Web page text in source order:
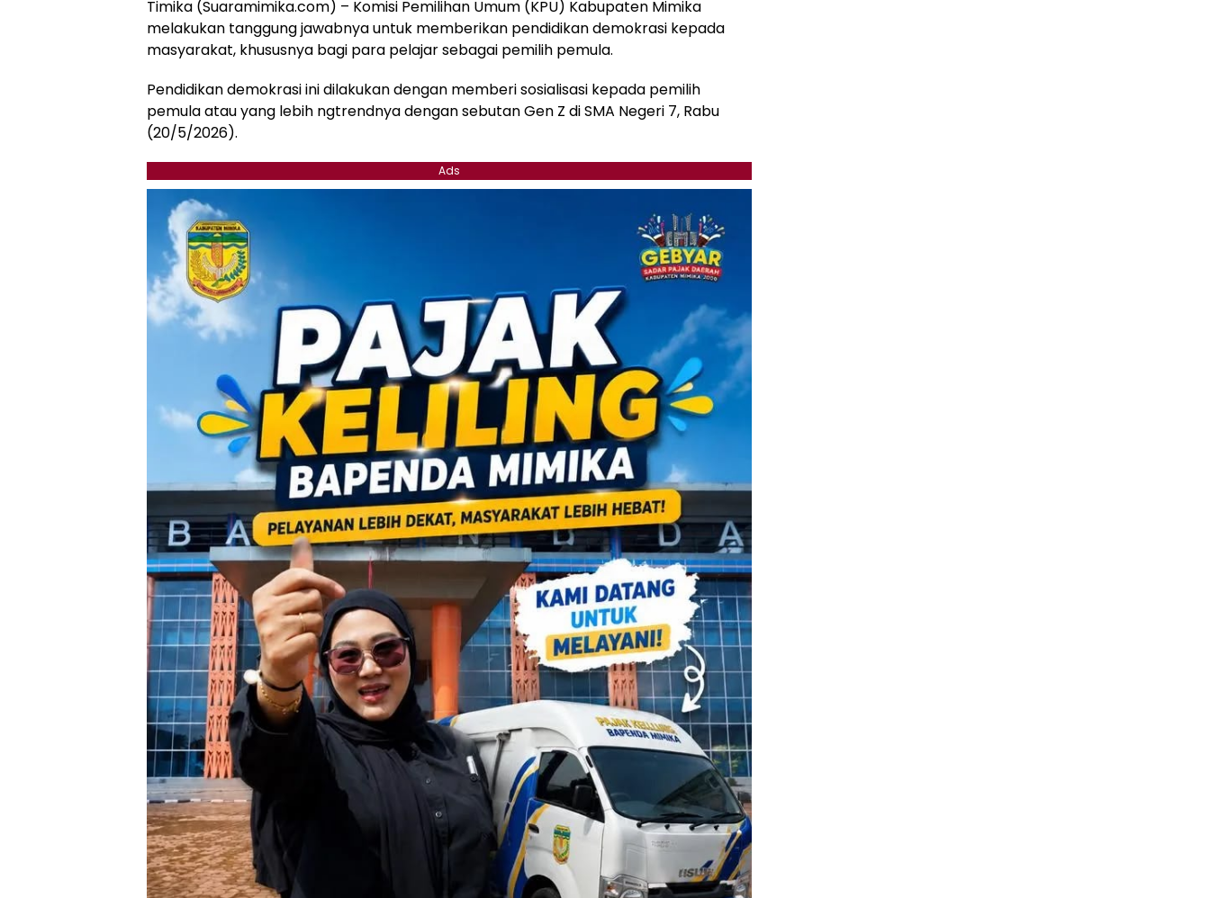
Timika (Suaramimika.com) – Komisi Pemilihan Umum (KPU) Kabupaten Mimika
melakukan tanggung jawabnya untuk memberikan pendidikan demokrasi kepada
masyarakat, khususnya bagi para pelajar sebagai pemilih pemula.
Pendidikan demokrasi ini dilakukan dengan memberi sosialisasi kepada pemilih
pemula atau yang lebih ngtrendnya dengan sebutan Gen Z di SMA Negeri 7, Rabu
(20/5/2026).
Ads